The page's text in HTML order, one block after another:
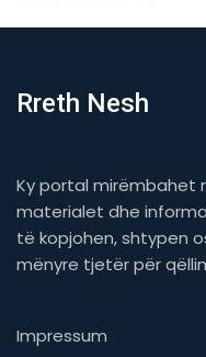
Rreth Nesh
Ky portal mirëmbahet
materialet dhe
të kopjohen, shtypen
mënyre tjetër për
Impressum